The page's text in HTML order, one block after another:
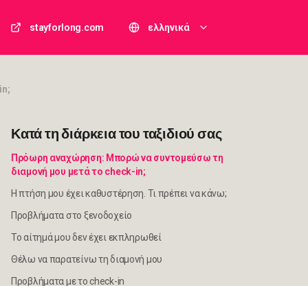
stayforlong.com ελληνικά
Κατά τη διάρκεια του ταξιδιού σας
Πρόωρη αναχώρηση: Μπορώ να συντομεύσω τη
διαμονή μου μετά το check-in;
Η πτήση μου έχει καθυστέρηση. Τι πρέπει να κάνω;
Προβλήματα στο ξενοδοχείο
Το αίτημά μου δεν έχει εκπληρωθεί
Θέλω να παρατείνω τη διαμονή μου
Προβλήματα με το check-in